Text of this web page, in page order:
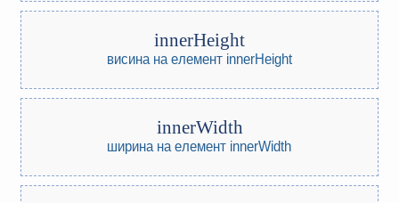
innerHeight
висина на елемент innerHeight
innerWidth
ширина на елемент innerWidth